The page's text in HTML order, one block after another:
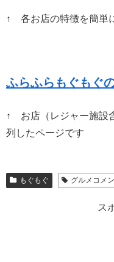
↑ 各お店の特徴を簡単
ふらふらもぐもぐ
↑ お店（レジャー施設
列したページです
もぐもぐ グルメコメ
ス